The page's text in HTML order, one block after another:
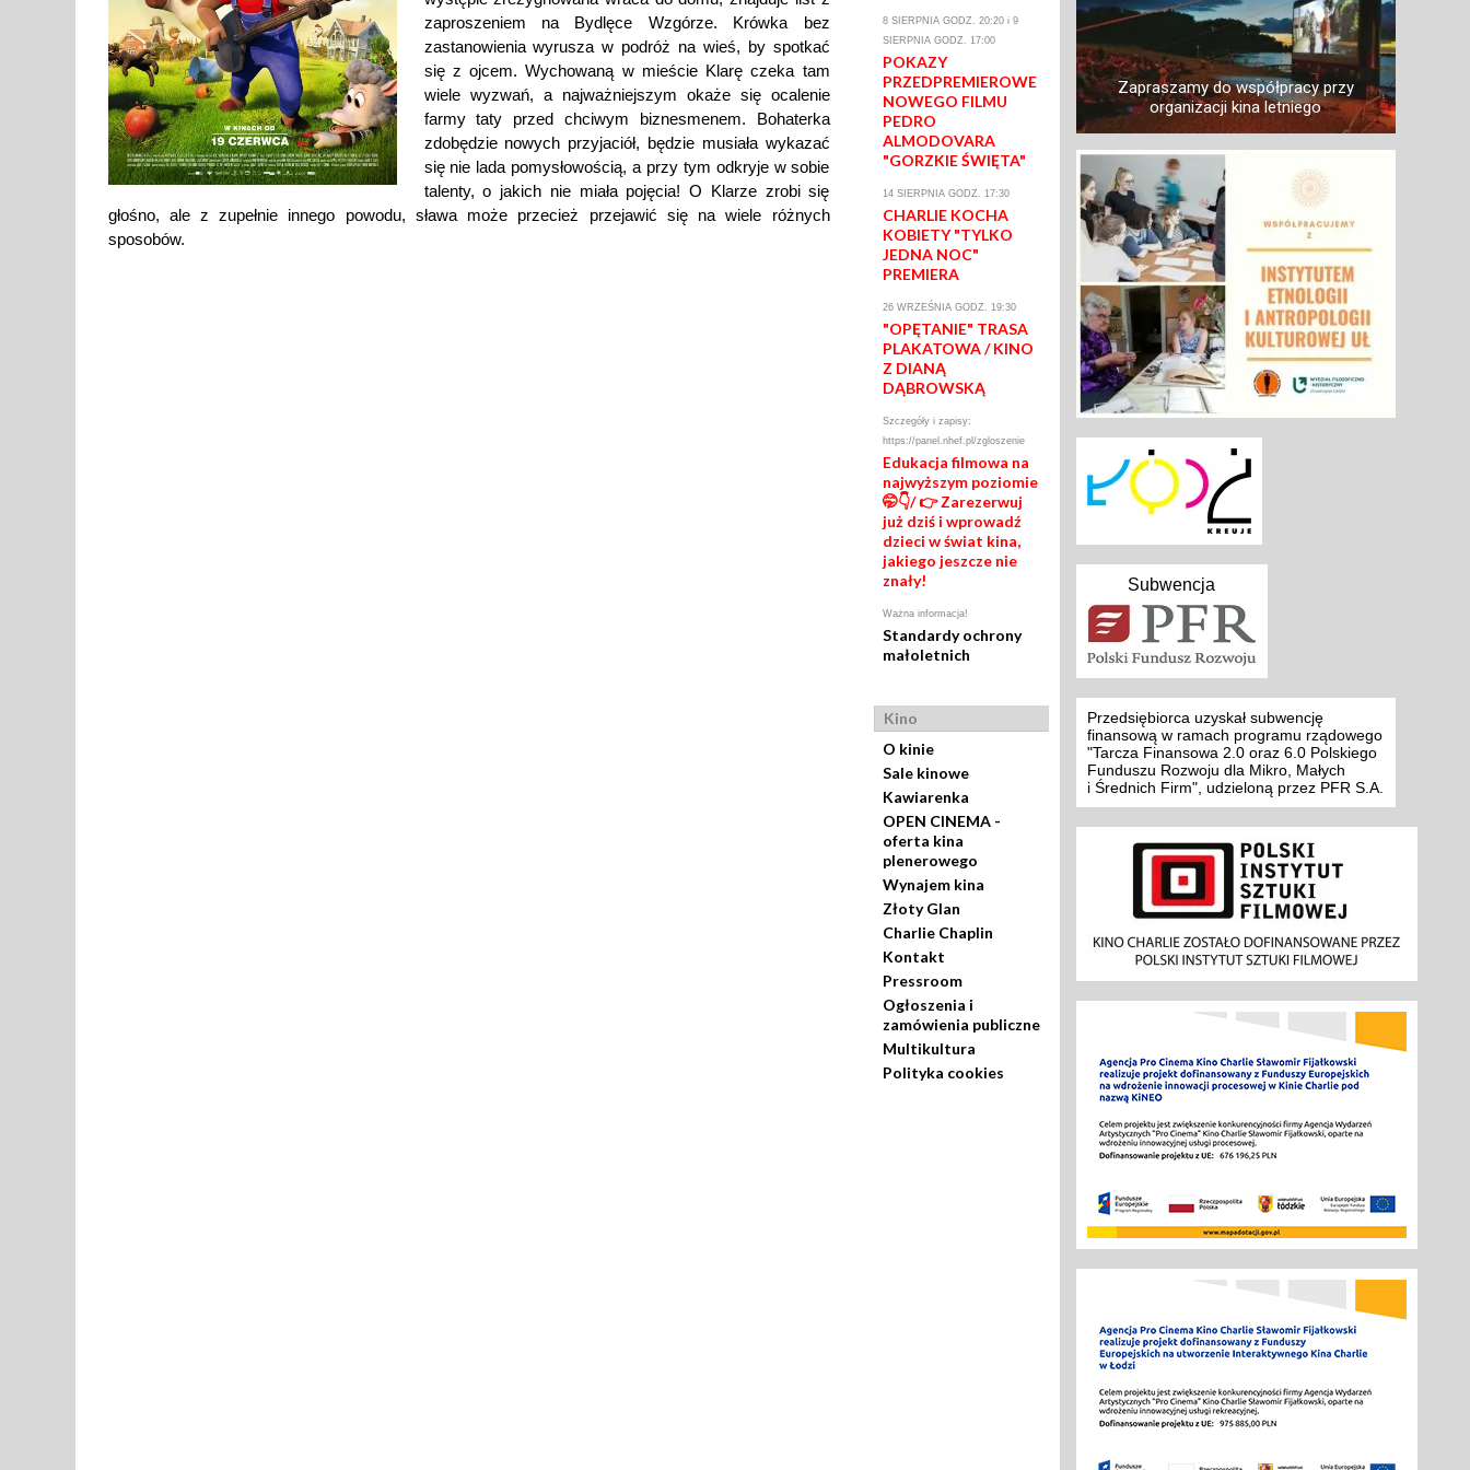
zaproszeniem na Bydlęce Wzgórze. Krówka bez
zastanowienia wyrusza w podróż na wieś, by spotkać
się z ojcem. Wychowaną w mieście Klarę czeka tam
wiele wyzwań, a najważniejszym okaże się ocalenie
farmy taty przed chciwym biznesmenem. Bohaterka
zdobędzie nowych przyjaciół, będzie musiała wykazać
się nie lada pomysłowością, a przy tym odkryje w sobie
talenty, o jakich nie miała pojęcia! O Klarze zrobi się
głośno, ale z zupełnie innego powodu, sława może przecież przejawić się na wiele różnych
sposobów.
8 SIERPNIA GODZ. 20:20 i 9
SIERPNIA GODZ. 17:00
POKAZY
PRZEDPREMIEROWE
NOWEGO FILMU
PEDRO
ALMODOVARA
"GORZKIE ŚWIĘTA"
14 SIERPNIA GODZ. 17:30
CHARLIE KOCHA
KOBIETY "TYLKO
JEDNA NOC"
PREMIERA
26 WRZEŚNIA GODZ. 19:30
"OPĘTANIE" TRASA
PLAKATOWA / KINO
Z DIANĄ
DĄBROWSKĄ
Szczegóły i zapisy:
https://panel.nhef.pl/zgloszenie
Edukacja filmowa na
najwyższym poziomie
🤭👇/ 👉 Zarezerwuj
już dziś i wprowadź
dzieci w świat kina,
jakiego jeszcze nie
znały!
Ważna informacja!
Standardy ochrony
małoletnich
Kino
O kinie
Sale kinowe
Kawiarenka
OPEN CINEMA -
oferta kina
plenerowego
Wynajem kina
Złoty Glan
Charlie Chaplin
Kontakt
Pressroom
Ogłoszenia i
zamówienia publiczne
Multikultura
Polityka cookies
Zapraszamy do współpracy przy
organizacji kina letniego
Subwencja
Przedsiębiorca uzyskał subwencję
finansową w ramach programu rządowego
"Tarcza Finansowa 2.0 oraz 6.0 Polskiego
Funduszu Rozwoju dla Mikro, Małych
i Średnich Firm", udzieloną przez PFR S.A.